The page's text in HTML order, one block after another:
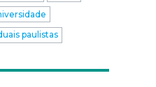
paulistas